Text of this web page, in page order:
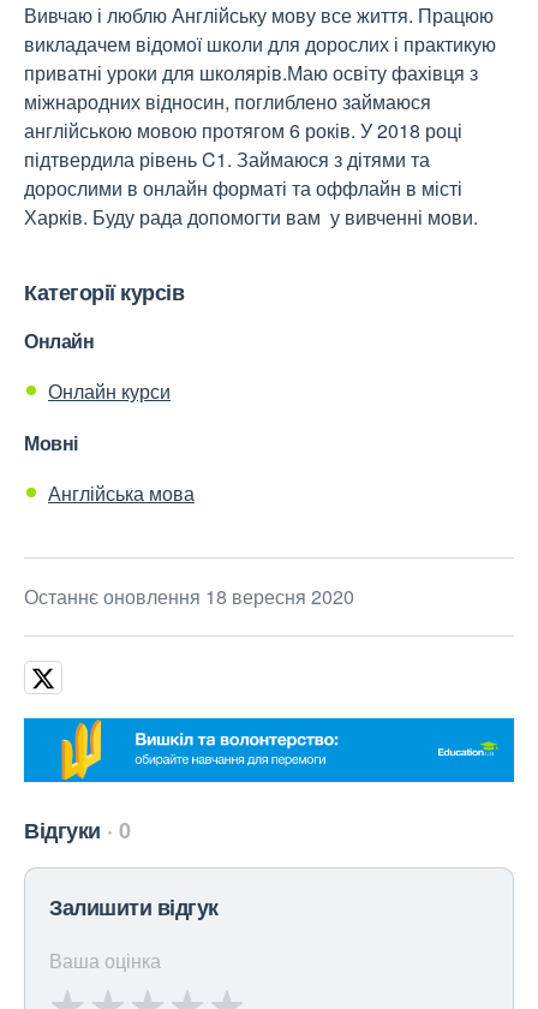
Вивчаю і люблю Англійську мову все життя. Працюю
викладачем відомої школи для дорослих і практикую
приватні уроки для школярів.Маю освіту фахівця з
міжнародних відносин, поглиблено займаюся
англійською мовою протягом 6 років. У 2018 році
підтвердила рівень C1. Займаюся з дітями та
дорослими в онлайн форматі та оффлайн в місті
Харків. Буду рада допомогти вам у вивченні мови.
Категорії курсів
Онлайн
Онлайн курси
Мовні
Англійська мова
Останнє оновлення 18 вересня 2020
Відгуки 0
Залишити відгук
Ваша оцінка